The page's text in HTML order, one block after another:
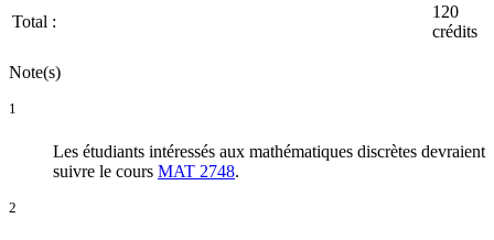
Total :
120
crédits
Note(s)
1
Les étudiants intéressés aux mathématiques discrètes devraient
suivre le cours MAT 2748.
2